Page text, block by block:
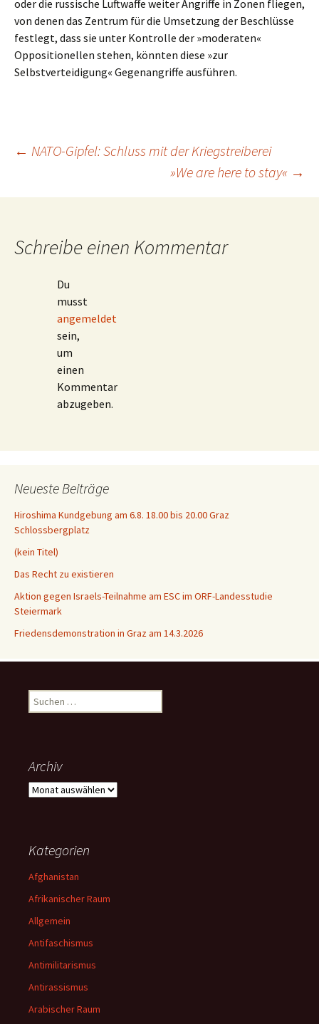
oder die russische Luftwaffe weiter Angriffe in Zonen fliegen,
von denen das Zentrum für die Umsetzung der Beschlüsse
festlegt, dass sie unter Kontrolle der »moderaten«
Oppositionellen stehen, könnten diese »zur
Selbstverteidigung« Gegenangriffe ausführen.
Beitragsnavigation
← NATO-Gipfel: Schluss mit der Kriegstreiberei
»We are here to stay« →
Schreibe einen Kommentar
Du
musst
angemeldet
sein,
um
einen
Kommentar
abzugeben.
Neueste Beiträge
Hiroshima Kundgebung am 6.8. 18.00 bis 20.00 Graz
Schlossbergplatz
(kein Titel)
Das Recht zu existieren
Aktion gegen Israels-Teilnahme am ESC im ORF-Landesstudie
Steiermark
Friedensdemonstration in Graz am 14.3.2026
Suchen
nach:
Archiv
Archiv
Kategorien
Afghanistan
Afrikanischer Raum
Allgemein
Antifaschismus
Antimilitarismus
Antirassismus
Arabischer Raum